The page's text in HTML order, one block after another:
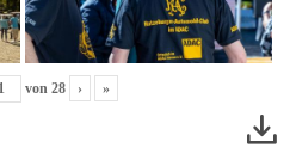
von 28 › »